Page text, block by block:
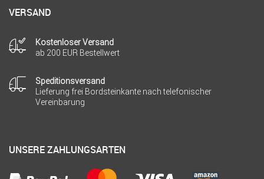
VERSAND
Kostenloser Versand
ab 200 EUR Bestellwert
Speditionsversand
Lieferung frei Bordsteinkante nach telefonischer
Vereinbarung
UNSERE ZAHLUNGSARTEN